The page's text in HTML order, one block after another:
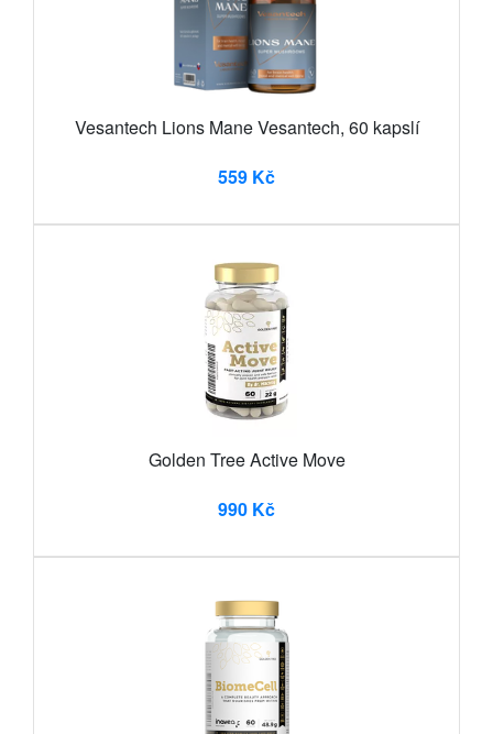
Vesantech Lions Mane Vesantech, 60 kapslí
559 Kč
Golden Tree Active Move
990 Kč